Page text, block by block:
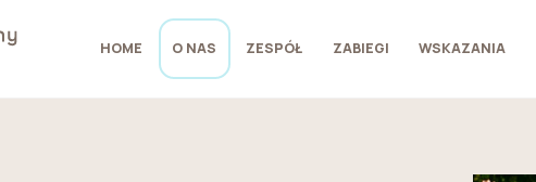
HOME O NAS ZESPÓŁ ZABIEGI WSKAZANIA